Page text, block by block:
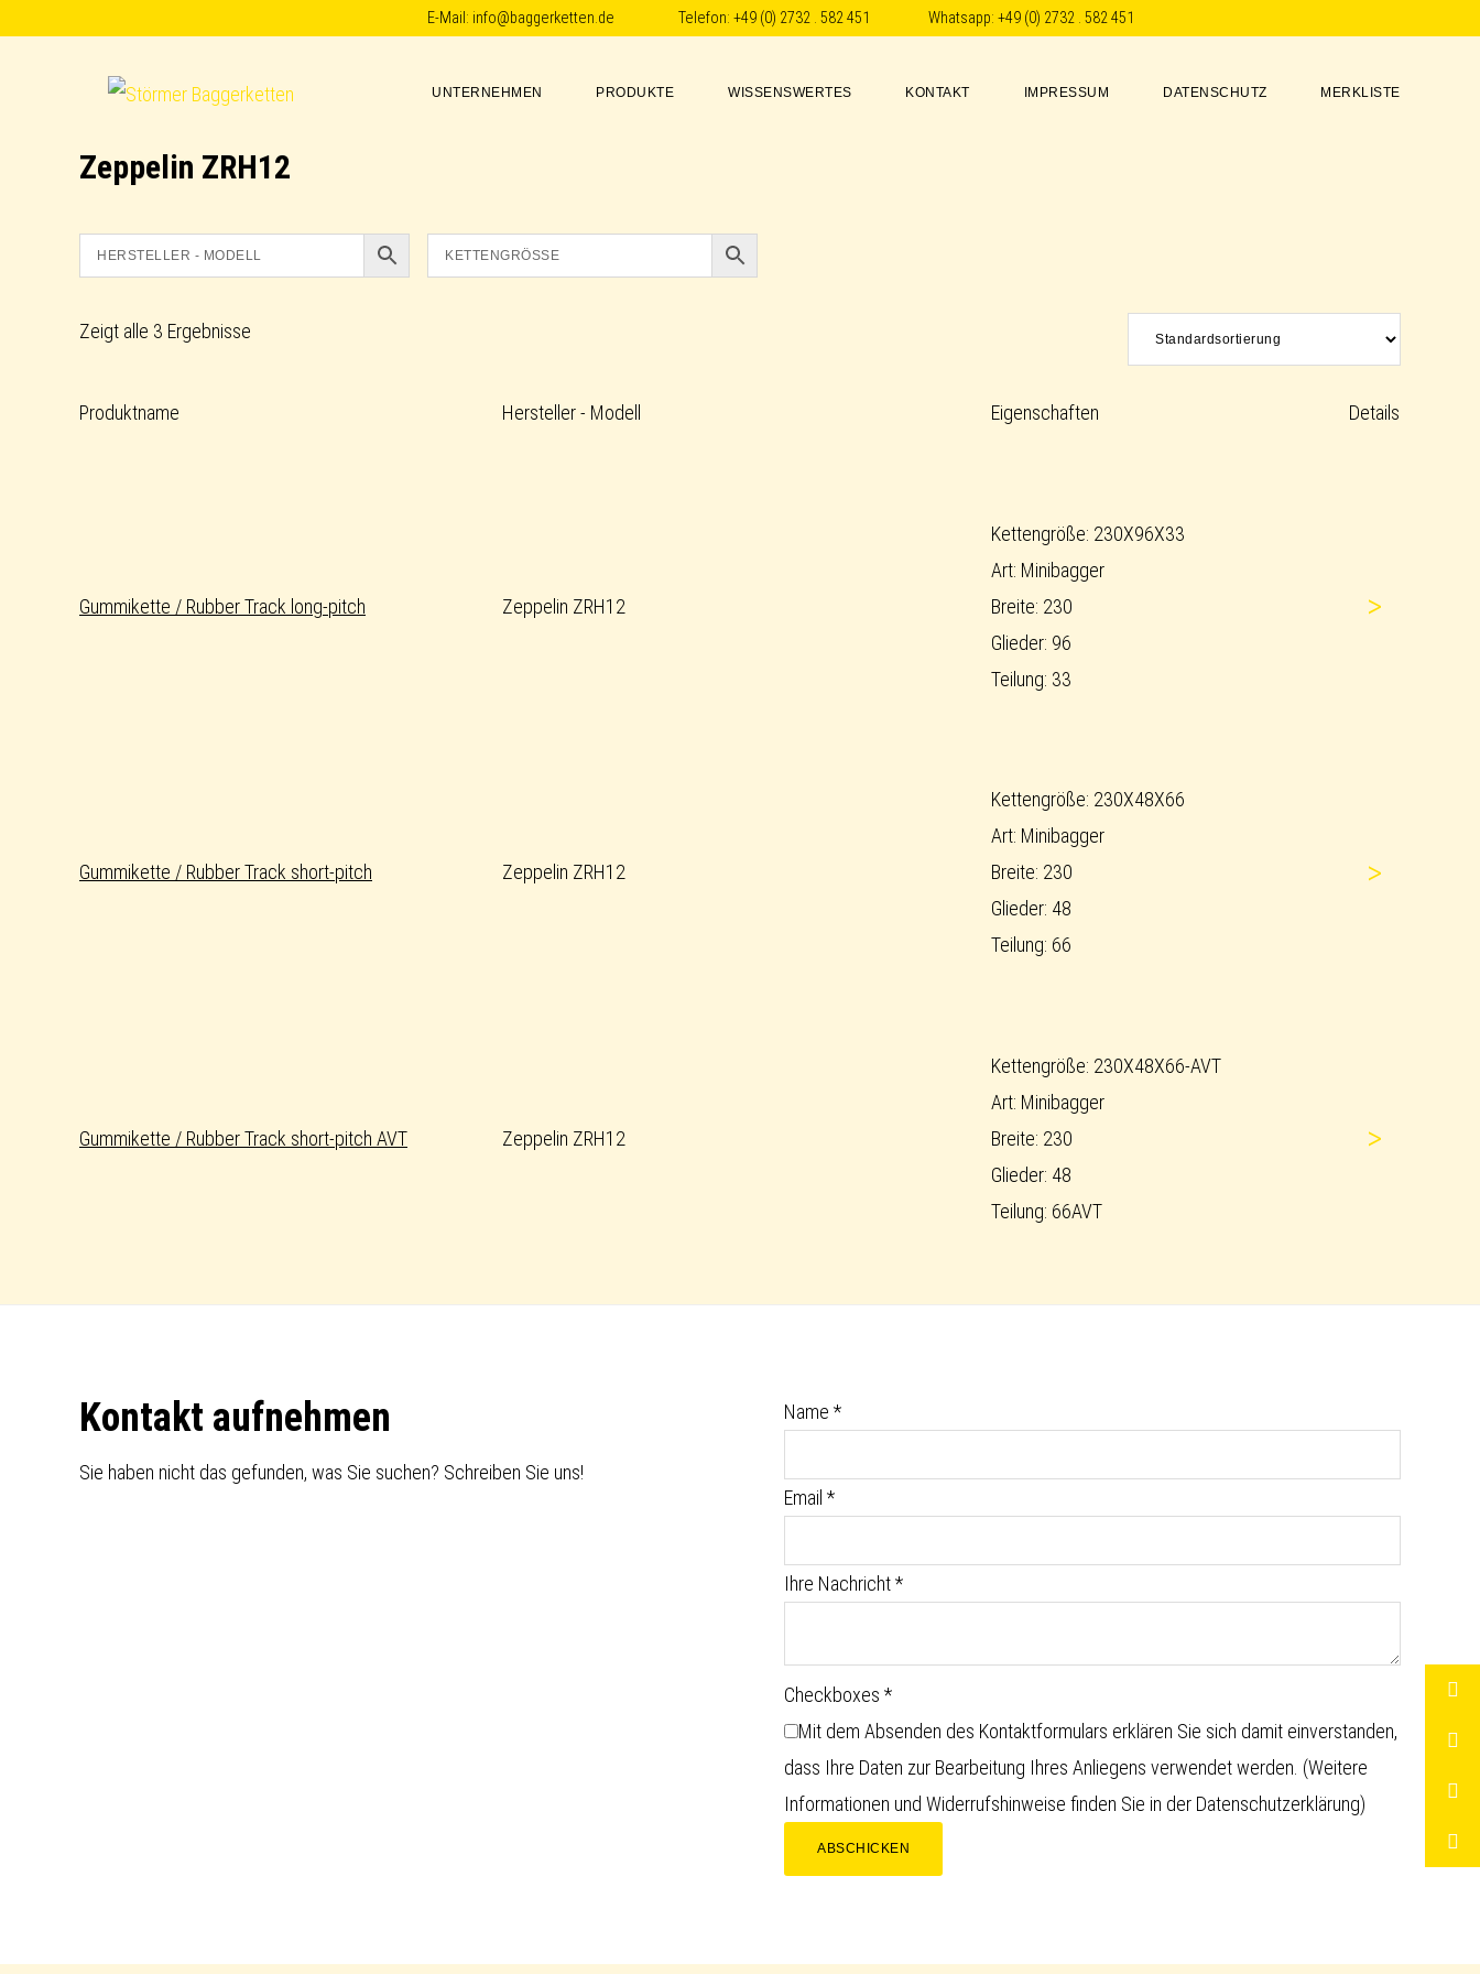
E-Mail: info@baggerketten.de Telefon: +49 (0) 2732 . 582 451 Whatsapp: +49 (0) 2732 . 582 451
Baggerketten
UNTERNEHMEN PRODUKTE WISSENSWERTES KONTAKT IMPRESSUM DATENSCHUTZ MERKLISTE
Zeppelin ZRH12
Zeigt alle 3 Ergebnisse
Produktname Hersteller - Modell Eigenschaften Details
Gummikette / Rubber Track long-pitch Zeppelin ZRH12
Kettengröße: 230X96X33
Art: Minibagger
Breite: 230
Glieder: 96
Teilung: 33
>
Gummikette / Rubber Track short-pitch Zeppelin ZRH12
Kettengröße: 230X48X66
Art: Minibagger
Breite: 230
Glieder: 48
Teilung: 66
>
Gummikette / Rubber Track short-pitch AVT Zeppelin ZRH12
Kettengröße: 230X48X66-AVT
Art: Minibagger
Breite: 230
Glieder: 48
Teilung: 66AVT
>
FooterKontakt aufnehmen
Sie haben nicht das gefunden, was Sie suchen? Schreiben Sie uns!
Name *
Email *
Ihre Nachricht*
Checkboxes *
Mit dem Absenden des Kontaktformulars erklären Sie sich damit einverstanden,
dass Ihre Daten zur Bearbeitung Ihres Anliegens verwendet werden. (Weitere
Informationen und Widerrufshinweise finden Sie in der Datenschutzerklärung)
ABSCHICKEN